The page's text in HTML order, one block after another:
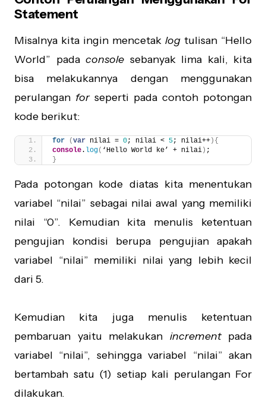
Statement
Misalnya kita ingin mencetak log tulisan “Hello
World” pada console sebanyak lima kali, kita
bisa melakukannya dengan menggunakan
perulangan forseperti pada contoh potongan
kode berikut:
for (var nilai = 0; nilai < 5; nilai++ ) {
console. log( ‘Hello World ke’ + nilai ) ;
}
Pada potongan kode diatas kita menentukan
variabel “nilai” sebagai nilai awal yang memiliki
nilai “0”. Kemudian kita menulis ketentuan
pengujian kondisi berupa pengujian apakah
variabel “nilai” memiliki nilai yang lebih kecil
dari 5.
Kemudian kita juga menulis ketentuan
pembaruan yaitu melakukan incrementpada
variabel “nilai”, sehingga variabel “nilai” akan
bertambah satu (1) setiap kali perulangan For
dilakukan.